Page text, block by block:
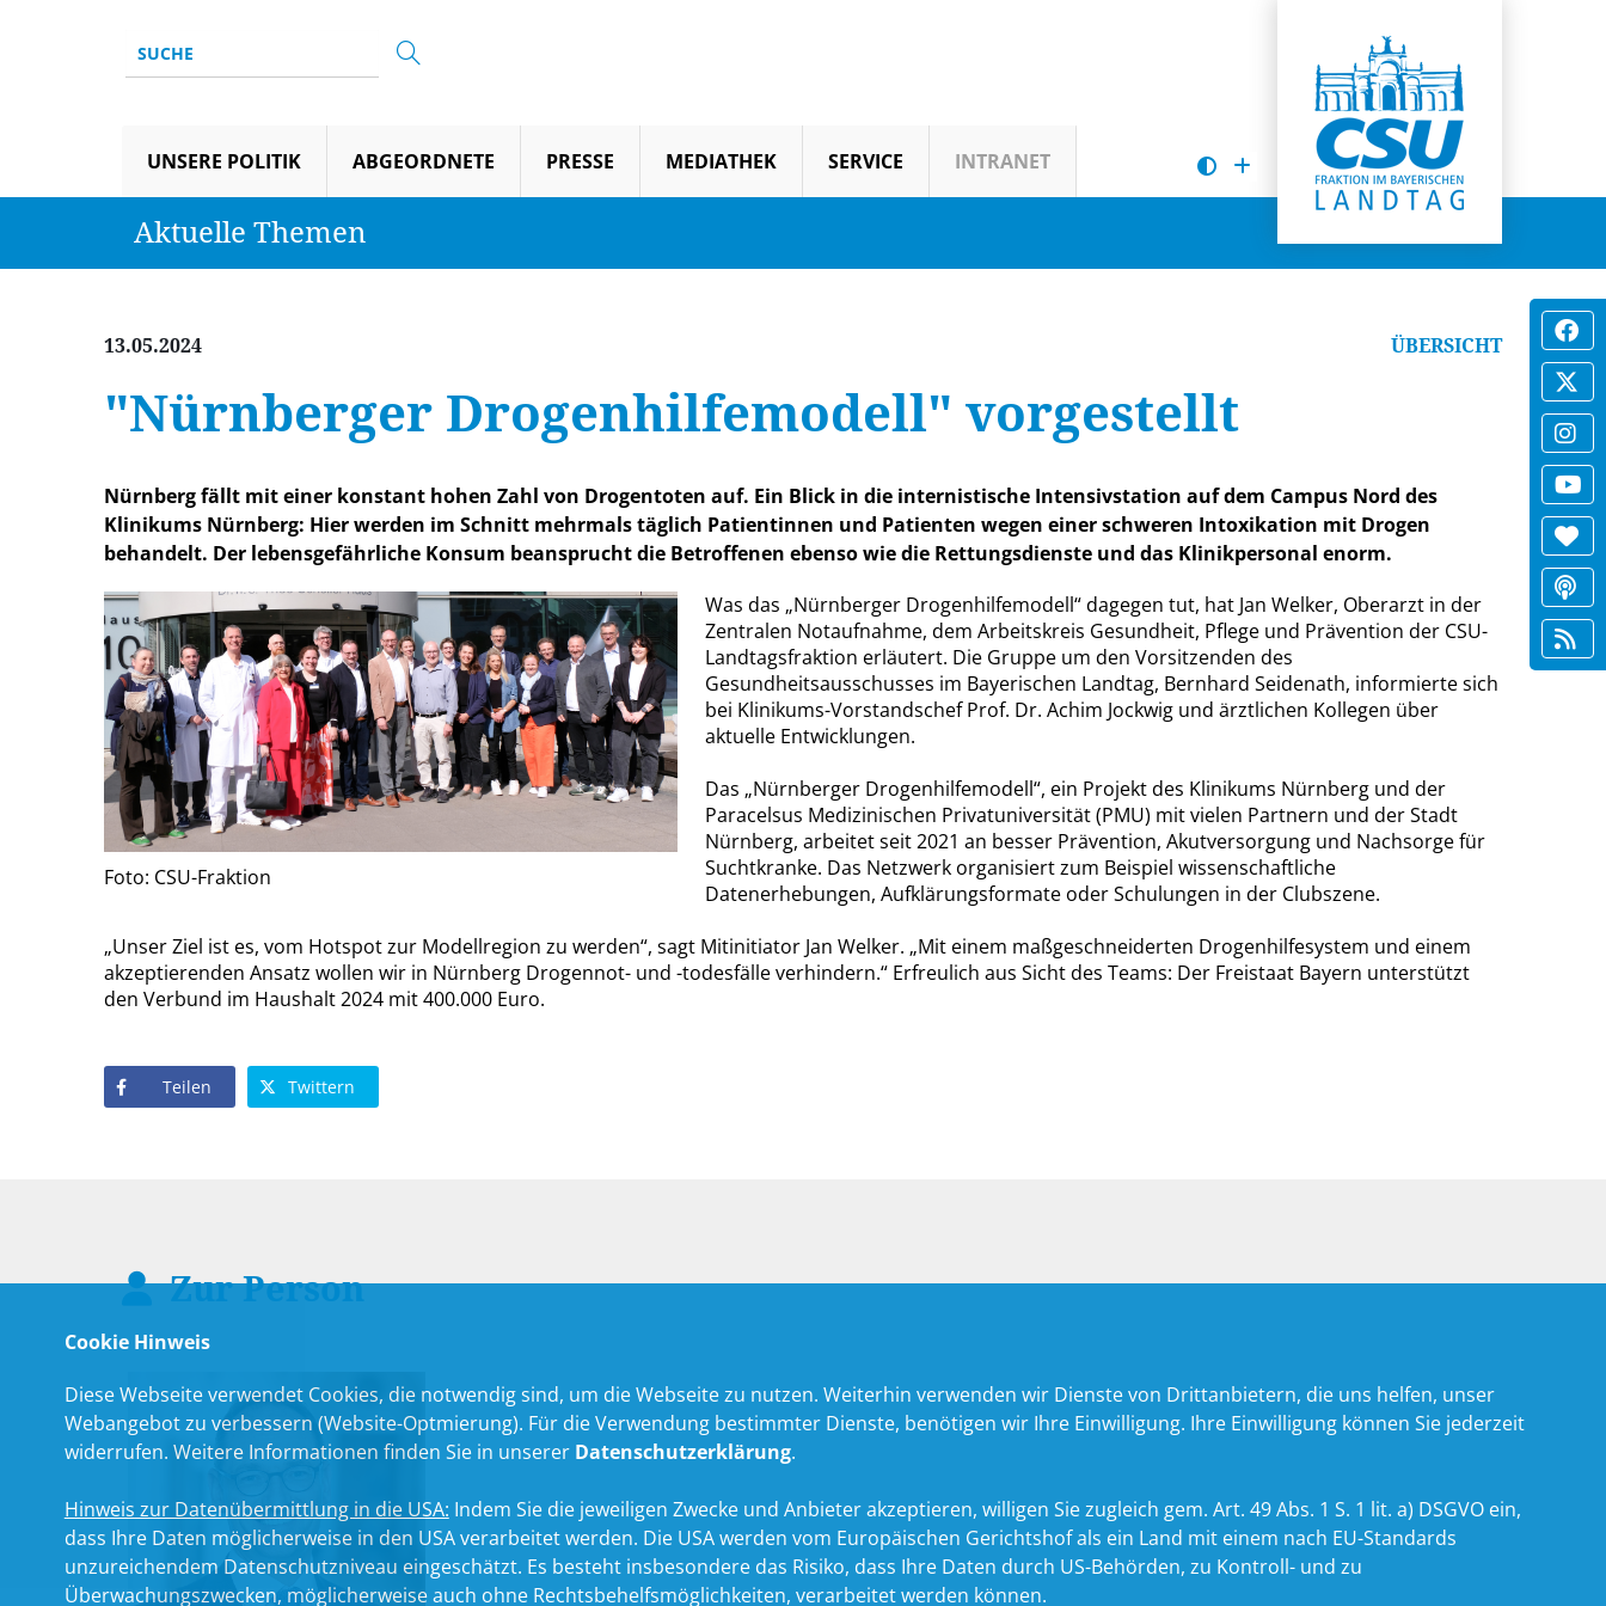
UNSERE POLITIK ABGEORDNETE PRESSE MEDIATHEK SERVICE INTRANET
Aktuelle Themen
13.05.2024 ÜBERSICHT
"Nürnberger Drogenhilfemodell" vorgestellt
Nürnberg fällt mit einer konstant hohen Zahl von Drogentoten auf. Ein Blick in die internistische Intensivstation auf dem Campus Nord des
Klinikums Nürnberg: Hier werden im Schnitt mehrmals täglich Patientinnen und Patienten wegen einer schweren Intoxikation mit Drogen
behandelt. Der lebensgefährliche Konsum beansprucht die Betroffenen ebenso wie die Rettungsdienste und das Klinikpersonal enorm.
Foto: CSU-Fraktion
Was das „Nürnberger Drogenhilfemodell“ dagegen tut, hat Jan Welker, Oberarzt in der
Zentralen Notaufnahme, dem Arbeitskreis Gesundheit, Pflege und Prävention der CSU-
Landtagsfraktion erläutert. Die Gruppe um den Vorsitzenden des
Gesundheitsausschusses im Bayerischen Landtag, Bernhard Seidenath, informierte sich
bei Klinikums-Vorstandschef Prof. Dr. Achim Jockwig und ärztlichen Kollegen über
aktuelle Entwicklungen.
Das „Nürnberger Drogenhilfemodell“, ein Projekt des Klinikums Nürnberg und der
Paracelsus Medizinischen Privatuniversität (PMU) mit vielen Partnern und der Stadt
Nürnberg, arbeitet seit 2021 an besser Prävention, Akutversorgung und Nachsorge für
Suchtkranke. Das Netzwerk organisiert zum Beispiel wissenschaftliche
Datenerhebungen, Aufklärungsformate oder Schulungen in der Clubszene.
Unser Ziel ist es, vom Hotspot zur Modellregion zu werden“, sagt Mitinitiator Jan Welker. „Mit einem maßgeschneiderten Drogenhilfesystem und einem
akzeptierenden Ansatz wollen wir in Nürnberg Drogennot- und -todesfälle verhindern.“ Erfreulich aus Sicht des Teams: Der Freistaat Bayern unterstützt
den Verbund im Haushalt 2024 mit 400.000 Euro.
Teilen Twittern
Zur Person
Cookie Hinweis
Diese Webseite verwendet Cookies, die notwendig sind, um die Webseite zu nutzen. Weiterhin verwenden wir Dienste von Drittanbietern, die uns helfen, unser
Webangebot zu verbessern (Website-Optmierung). Für die Verwendung bestimmter Dienste, benötigen wir Ihre Einwilligung. Ihre Einwilligung können Sie jederzeit
widerrufen. Weitere Informationen finden Sie in unserer Datenschutzerklärung.
Hinweis zur Datenübermittlung in die USA: Indem Sie die jeweiligen Zwecke und Anbieter akzeptieren, willigen Sie zugleich gem. Art. 49 Abs. 1 S. 1 lit. a) DSGVO ein,
dass Ihre Daten möglicherweise in den USA verarbeitet werden. Die USA werden vom Europäischen Gerichtshof als ein Land mit einem nach EU-Standards
unzureichendem Datenschutzniveau eingeschätzt. Es besteht insbesondere das Risiko, dass Ihre Daten durch US-Behörden, zu Kontroll- und zu
Überwachungszwecken, möglicherweise auch ohne Rechtsbehelfsmöglichkeiten, verarbeitet werden können.